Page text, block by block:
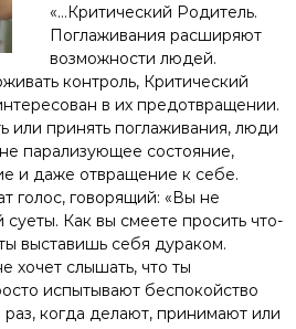
«…Критический Родитель.
Поглаживания расширяют
возможности людей.
контроль, Критический
в их предотвращении.
или принять поглаживания, люди
парализующее состояние,
и даже отвращение к себе.
голос, говорящий: «Вы не
суеты. Как вы смеете просить что-
выставишь себя дураком.
хочет слышать, что ты
испытывают беспокойство
когда делают, принимают или